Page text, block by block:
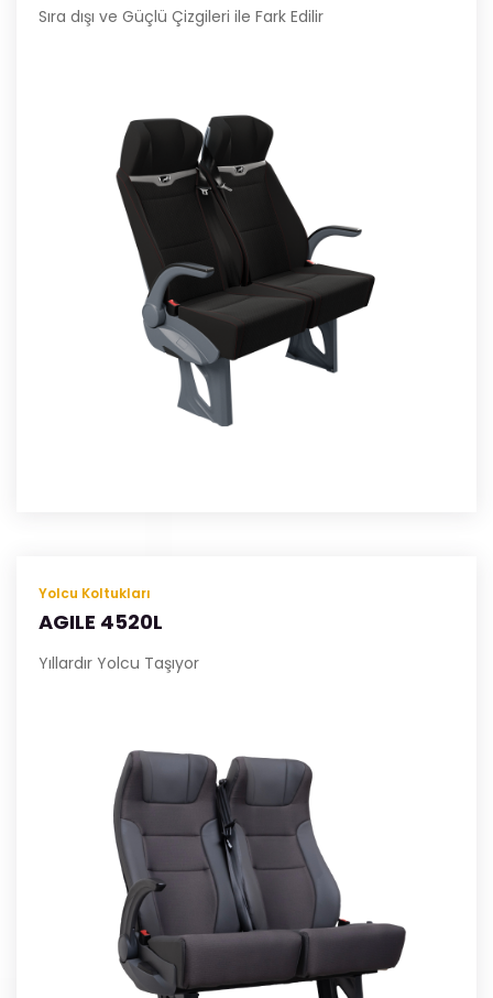
Sıra dışı ve Güçlü Çizgileri ile Fark Edilir
Yolcu Koltukları
AGILE 4520L
Yıllardır Yolcu Taşıyor